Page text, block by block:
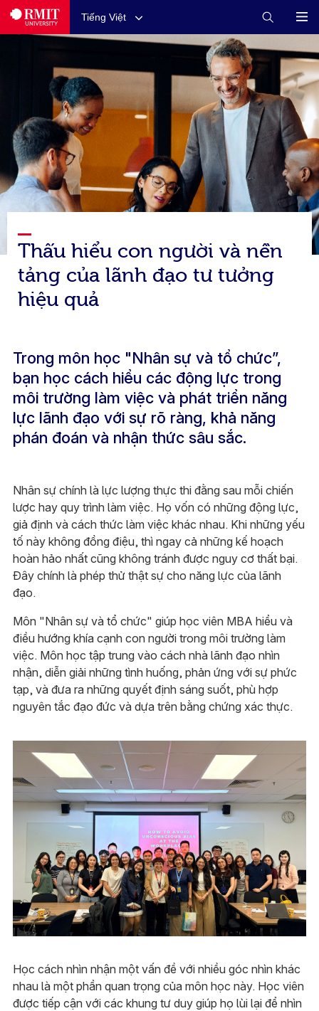
Tiếng Việt
Thấu hiểu con người và nền
tảng của lãnh đạo tư tưởng
hiệu quả
Trong môn học "Nhân sự và tổ chức”,
bạn học cách hiểu các động lực trong
môi trường làm việc và phát triển năng
lực lãnh đạo với sự rõ ràng, khả năng
phán đoán và nhận thức sâu sắc.
Nhân sự chính là lực lượng thực thi đằng sau mỗi chiến
lược hay quy trình làm việc. Họ vốn có những động lực,
giả định và cách thức làm việc khác nhau. Khi những yếu
tố này không đồng điệu, thì ngay cả những kế hoạch
hoàn hảo nhất cũng không tránh được nguy cơ thất bại.
Đây chính là phép thử thật sự cho năng lực của lãnh
đạo.
Môn "Nhân sự và tổ chức" giúp học viên MBA hiểu và
điều hướng khía cạnh con người trong môi trường làm
việc. Môn học tập trung vào cách nhà lãnh đạo nhìn
nhận, diễn giải những tình huống, phản ứng với sự phức
tạp, và đưa ra những quyết định sáng suốt, phù hợp
nguyên tắc đạo đức và dựa trên bằng chứng xác thực.
Học cách nhìn nhận một vấn đề với nhiều góc nhìn khác
nhau là một phần quan trọng của môn học này. Học viên
được tiếp cận với các khung tư duy giúp họ lùi lại để nhìn